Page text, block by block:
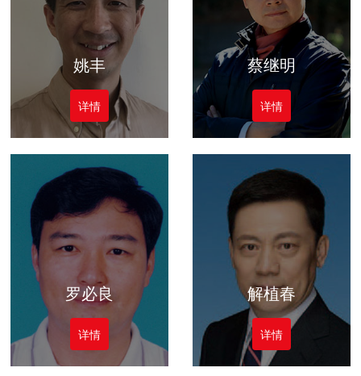
姚丰
详情
蔡继明
详情
罗必良
详情
解植春
详情